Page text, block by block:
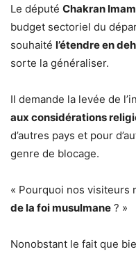
Le député Chakran Imam
budget sectoriel du
souhaité l’étendre en
sorte la généraliser.
Il demande la levée de
aux considérations
d’autres pays et pour
genre de blocage.
« Pourquoi nos visiteurs
de la foi musulmane ? »
Nonobstant le fait que